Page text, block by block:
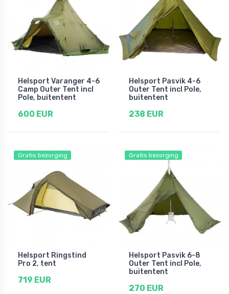
Helsport Varanger 4-6
Camp Outer Tent incl
Pole, buitentent
600 EUR
Helsport Pasvik 4-6
Outer Tent incl Pole,
buitentent
238 EUR
Gratis bezorging
Helsport Ringstind
Pro 2, tent
719 EUR
Gratis bezorging
Helsport Pasvik 6-8
Outer Tent incl Pole,
buitentent
270 EUR